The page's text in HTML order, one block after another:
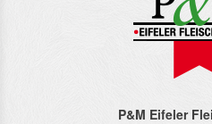
P&M Eifeler